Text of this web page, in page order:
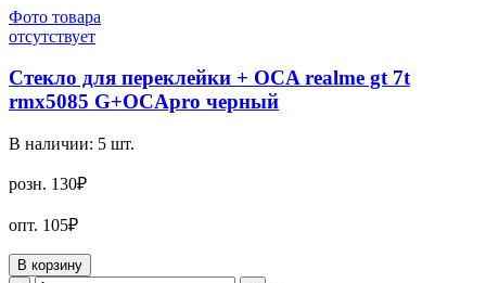
Фото товара
отсутствует
Стекло для переклейки + OCA realme gt 7t
rmx5085 G+OCApro черный
В наличии: 5 шт.
розн. 130₽
опт. 105₽
В корзину